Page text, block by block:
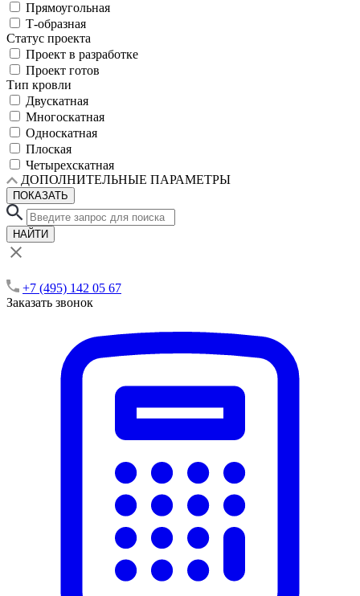
Прямоугольная
Т-образная
Статус проекта
Проект в разработке
Проект готов
Тип кровли
Двускатная
Многоскатная
Односкатная
Плоская
Четырехскатная
ДОПОЛНИТЕЛЬНЫЕ ПАРАМЕТРЫ
ПОКАЗАТЬ
НАЙТИ
+7 (495) 142 05 67
Заказать звонок